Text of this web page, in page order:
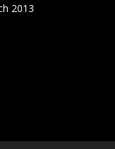
2013